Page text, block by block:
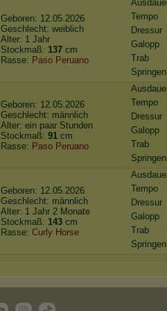
Geboren: 12.05.2026
Geschlecht: weiblich
Alter: 1 Jahr
Stockmaß: 137 cm
Rasse: Paso Peruano
Tempo
Dressur
Galopp
Trab
Springen
Geboren: 12.05.2026
Geschlecht: männlich
Alter: ein paar Stunden
Stockmaß: 91 cm
Rasse: Paso Peruano
Tempo
Dressur
Galopp
Trab
Springen
Geboren: 12.05.2026
Geschlecht: männlich
Alter: 1 Jahr 2 Monate
Stockmaß: 143 cm
Rasse: Curly Horse
Tempo
Dressur
Galopp
Trab
Springen